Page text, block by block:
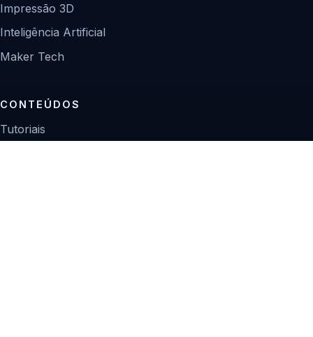
Impressão 3D
Inteligência Artificial
Maker Tech
CONTEÚDOS
Tutoriais